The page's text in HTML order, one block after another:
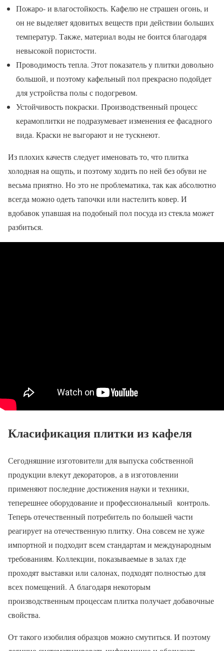
Пожаро- и влагостойкость. Кафелю не страшен огонь, и
он не выделяет ядовитых веществ при действии больших
температур. Также, материал воды не боится благодаря
невысокой пористости.
Проводимость тепла. Этот показатель у плитки довольно
большой, и поэтому кафельный пол прекрасно подойдет
для устройства полы с подогревом.
Устойчивость покраски. Производственный процесс
керамоплитки не подразумевает изменения ее фасадного
вида. Краски не выгорают и не тускнеют.
Из плохих качеств следует именовать то, что плитка
холодная на ощупь, и поэтому ходить по ней без обуви не
весьма приятно. Но это не проблематика, так как абсолютно
всегда можно одеть тапочки или настелить ковер. И
вдобавок упавшая на подобный пол посуда из стекла может
разбиться.
Класификация плитки из кафеля
Сегодняшние изготовители для выпуска собственной
продукции влекут декораторов, а в изготовлении
применяют последние достижения науки и техники,
теперешнее оборудование и профессиональный контроль.
Теперь отечественный потребитель по большей части
реагирует на отечественную плитку. Она совсем не хуже
импортной и подходит всем стандартам и международным
требованиям. Коллекции, показываемые в залах где
проходят выставки или салонах, подходят полностью для
всех помещений. А благодаря некоторым
производственным процессам плитка получает добавочные
свойства.
От такого изобилия образцов можно смутиться. И поэтому